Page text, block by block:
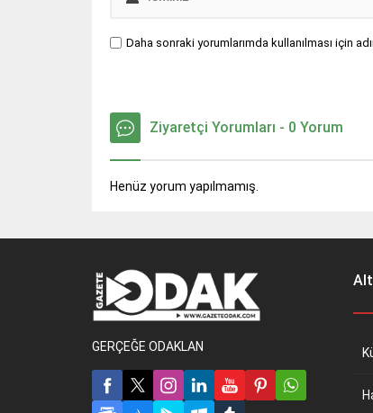
Daha sonraki yorumlarımda kullanılması için
Ziyaretçi Yorumları - 0 Yorum
Henüz yorum yapılmamış.
GERÇEĞE ODAKLAN